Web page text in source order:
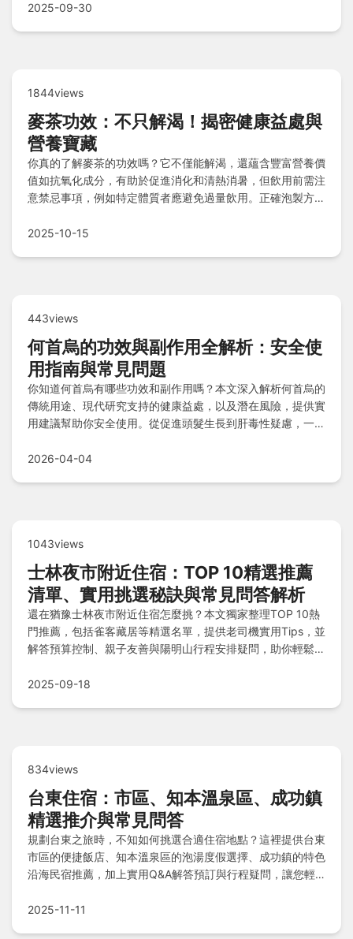
2025-09-30
1844views
麥茶功效：不只解渴！揭密健康益處與
營養寶藏
你真的了解麥茶的功效嗎？它不僅能解渴，還蘊含豐富營養價
值如抗氧化成分，有助於促進消化和清熱消暑，但飲用前需注
意禁忌事項，例如特定體質者應避免過量飲用。正確泡製方式
享用麥茶的健康好處。
2025-10-15
443views
何首烏的功效與副作用全解析：安全使
用指南與常見問題
你知道何首烏有哪些功效和副作用嗎？本文深入解析何首烏的
傳統用途、現代研究支持的健康益處，以及潛在風險，提供實
用建議幫助你安全使用。從促進頭髮生長到肝毒性疑慮，一次
2026-04-04
1043views
士林夜市附近住宿：TOP 10精選推薦
清單、實用挑選秘訣與常見問答解析
還在猶豫士林夜市附近住宿怎麼挑？本文獨家整理TOP 10熱
門推薦，包括雀客藏居等精選名單，提供老司機實用Tips，並
解答預算控制、親子友善與陽明山行程安排疑問，助你輕鬆規
2025-09-18
834views
台東住宿：市區、知本溫泉區、成功鎮
精選推介與常見問答
規劃台東之旅時，不知如何挑選合適住宿地點？這裡提供台東
市區的便捷飯店、知本溫泉區的泡湯度假選擇、成功鎮的特色
沿海民宿推薦，加上實用Q&A解答預訂與行程疑問，讓您輕
2025-11-11